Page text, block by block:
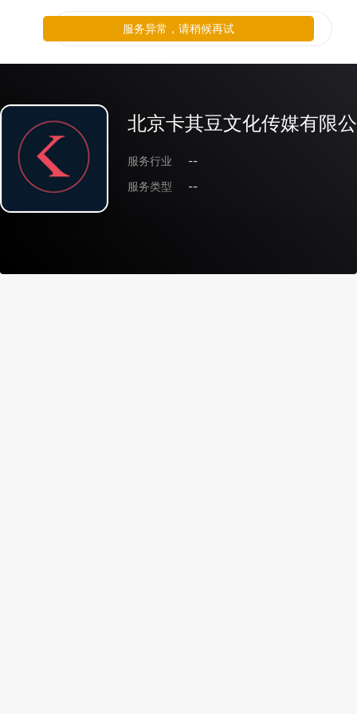
北京卡其豆文化传媒有限
服务行业
--
服务类型
--